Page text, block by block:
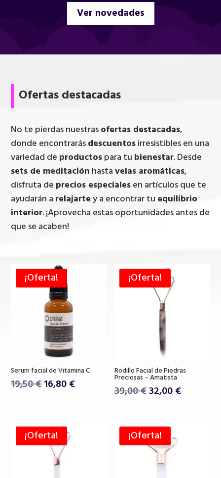
Ver novedades
Ofertas destacadas
No te pierdas nuestrasofertas destacadas,
donde encontrarásdescuentosirresistibles en una
variedad de productospara tu bienestar. Desde
sets de meditación hastavelas aromáticas,
disfruta de precios especialesen artículos que te
ayudarán a relajartey a encontrar tu equilibrio
interior. ¡Aprovecha estas oportunidades antes de
que se acaben!
¡Oferta!
Serum facial de Vitamina C
19,50€El
era:
19,50 €.
16,80€El
¡Oferta!
Rodillo Facial de Piedras
Preciosas – Amatista
39,00€El
era:
39,00 €.
32,00€El
¡Oferta! ¡Oferta!